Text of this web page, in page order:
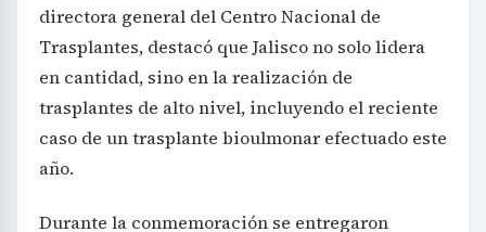
directora general del Centro Nacional de
Trasplantes, destacó que Jalisco no solo lidera
en cantidad, sino en la realización de
trasplantes de alto nivel, incluyendo el reciente
caso de un trasplante bioulmonar efectuado este
año.
Durante la conmemoración se entregaron